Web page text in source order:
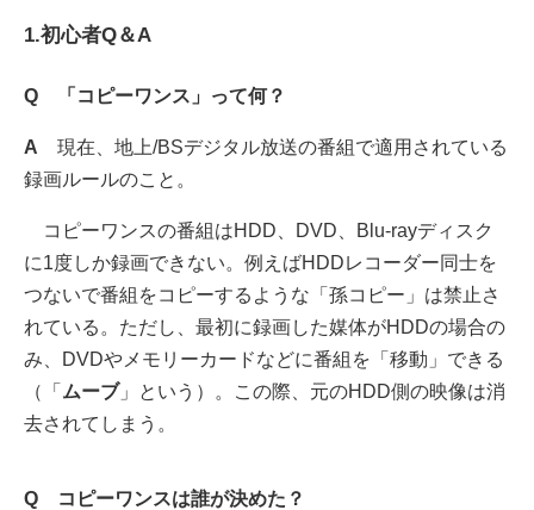
1.初心者Q＆A
Q 「コピーワンス」って何？
A 現在、地上/BSデジタル放送の番組で適用されている
録画ルールのこと。
コピーワンスの番組はHDD、DVD、Blu-rayディスク
に1度しか録画できない。例えばHDDレコーダー同士を
つないで番組をコピーするような「孫コピー」は禁止さ
れている。ただし、最初に録画した媒体がHDDの場合の
み、DVDやメモリーカードなどに番組を「移動」できる
（「 ムーブ」という）。この際、元のHDD側の映像は消
去されてしまう。
Q コピーワンスは誰が決めた？